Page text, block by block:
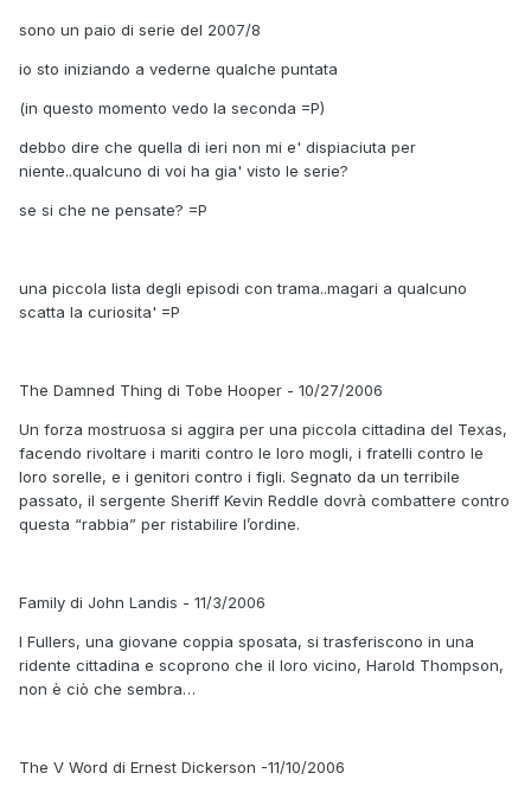
sono un paio di serie del 2007/8
io sto iniziando a vederne qualche puntata
(in questo momento vedo la seconda =P)
debbo dire che quella di ieri non mi e' dispiaciuta per
niente..qualcuno di voi ha gia' visto le serie?
se si che ne pensate? =P
una piccola lista degli episodi con trama..magari a qualcuno
scatta la curiosita' =P
The Damned Thing di Tobe Hooper - 10/27/2006
Un forza mostruosa si aggira per una piccola cittadina del Texas,
facendo rivoltare i mariti contro le loro mogli, i fratelli contro le
loro sorelle, e i genitori contro i figli. Segnato da un terribile
passato, il sergente Sheriff Kevin Reddle dovrà combattere contro
questa “rabbia” per ristabilire l’ordine.
Family di John Landis - 11/3/2006
I Fullers, una giovane coppia sposata, si trasferiscono in una
ridente cittadina e scoprono che il loro vicino, Harold Thompson,
non è ciò che sembra…
The V Word di Ernest Dickerson -11/10/2006